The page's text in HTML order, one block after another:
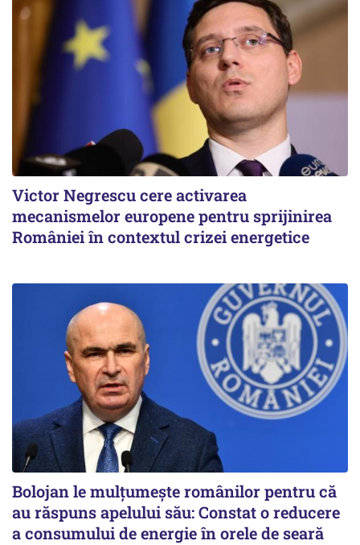
Victor Negrescu cere activarea
mecanismelor europene pentru sprijinirea
României în contextul crizei energetice
Bolojan le mulțumește românilor pentru că
au răspuns apelului său: Constat o reducere
a consumului de energie în orele de seară